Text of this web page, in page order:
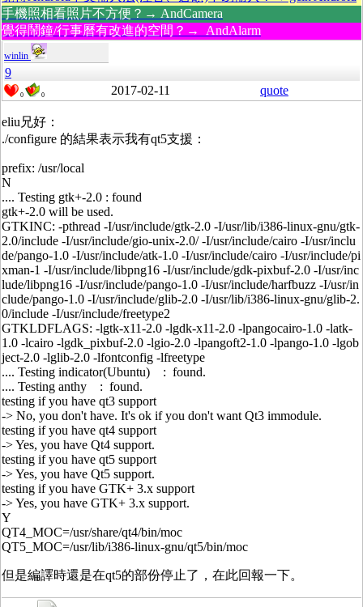
手機照相看照片不方便？→ AndCamera
覺得鬧鐘/行事曆有改進的空間？→ AndAlarm
winlin
9
0 0 2017-02-11 quote
eliu兄好：
./configure 的結果表示我有qt5支援：
prefix: /usr/local
N
.... Testing gtk+-2.0 : found
gtk+-2.0 will be used.
GTKINC: -pthread -I/usr/include/gtk-2.0 -I/usr/lib/i386-linux-gnu/gtk-
2.0/include -I/usr/include/gio-unix-2.0/ -I/usr/include/cairo -I/usr/inclu
de/pango-1.0 -I/usr/include/atk-1.0 -I/usr/include/cairo -I/usr/include/pi
xman-1 -I/usr/include/libpng16 -I/usr/include/gdk-pixbuf-2.0 -I/usr/inc
lude/libpng16 -I/usr/include/pango-1.0 -I/usr/include/harfbuzz -I/usr/in
clude/pango-1.0 -I/usr/include/glib-2.0 -I/usr/lib/i386-linux-gnu/glib-2.
0/include -I/usr/include/freetype2
GTKLDFLAGS: -lgtk-x11-2.0 -lgdk-x11-2.0 -lpangocairo-1.0 -latk-
1.0 -lcairo -lgdk_pixbuf-2.0 -lgio-2.0 -lpangoft2-1.0 -lpango-1.0 -lgob
ject-2.0 -lglib-2.0 -lfontconfig -lfreetype
.... Testing indicator(Ubuntu) : found.
.... Testing anthy : found.
testing if you have qt3 support
-> No, you don't have. It's ok if you don't want Qt3 immodule.
testing if you have qt4 support
-> Yes, you have Qt4 support.
testing if you have qt5 support
-> Yes, you have Qt5 support.
testing if you have GTK+ 3.x support
-> Yes, you have GTK+ 3.x support.
Y
QT4_MOC=/usr/share/qt4/bin/moc
QT5_MOC=/usr/lib/i386-linux-gnu/qt5/bin/moc
但是編譯時還是在qt5的部份停止了，在此回報一下。